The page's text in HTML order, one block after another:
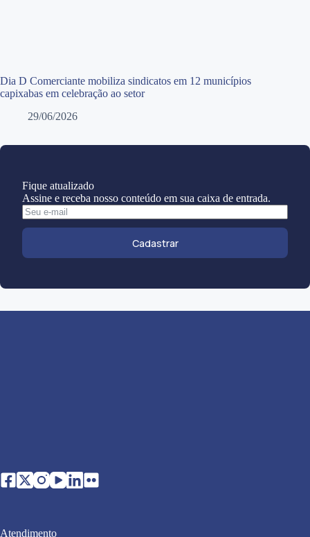
Dia D Comerciante mobiliza sindicatos em 12 municípios
capixabas em celebração ao setor
29/06/2026
Fique atualizado
Assine e receba nosso conteúdo em sua caixa de entrada.
Cadastrar
Atendimento